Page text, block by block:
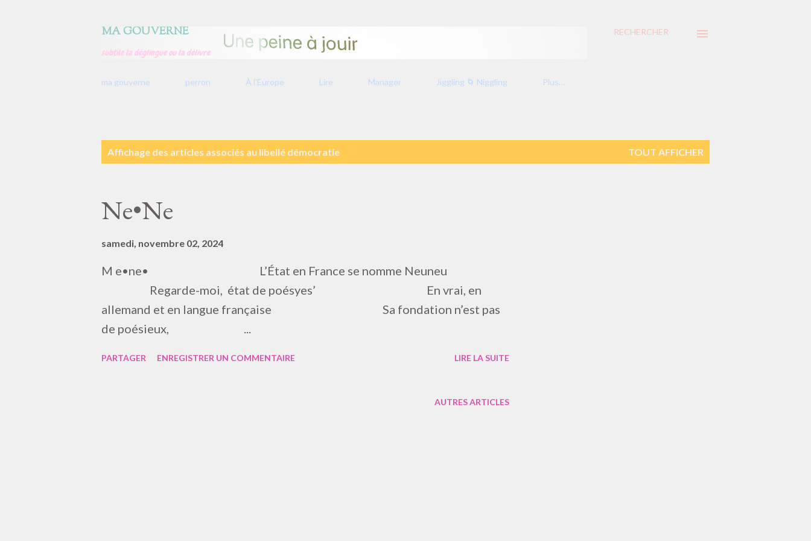
MA GOUVERNE
subtile la déglingue ou la délivre
RECHERCHER
ma gouverne perron À l’Europe Lire Manager Jiggling 🌀 Niggling Plus…
Affichage des articles associés au libellé démocratie TOUT AFFICHER
Ne•Ne
samedi, novembre 02, 2024
M e•ne• L’État en France se nomme Neuneu
Regarde-moi, état de poésyes’ En vrai, en
allemand et en langue française Sa fondation n’est pas
de poésieux, ...
PARTAGER ENREGISTRER UN COMMENTAIRE LIRE LA SUITE
AUTRES ARTICLES